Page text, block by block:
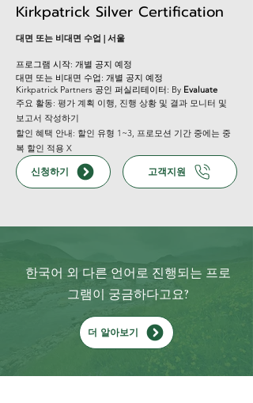
Kirkpatrick Silver Certification
대면 또는 비대면 수업 | 서울
프로그램 시작: 개별 공지 예정
​대면 또는 비대면 수업: 개별 공지 예정
Kirkpatrick Partners 공인 퍼실리테이터: By Evaluate
주요 활동: 평가 계획 이행, 진행 상황 및 결과 모니터 및
보고서 작성하기
할인 혜택 안내: 할인 유형 1~3, 프로모션 기간 중에는 중
복 할인 적용 X
신청하기 고객지원
한국어 외 다른 언어로 진행되는 프로
그램이 궁금하다고요?
더 알아보기